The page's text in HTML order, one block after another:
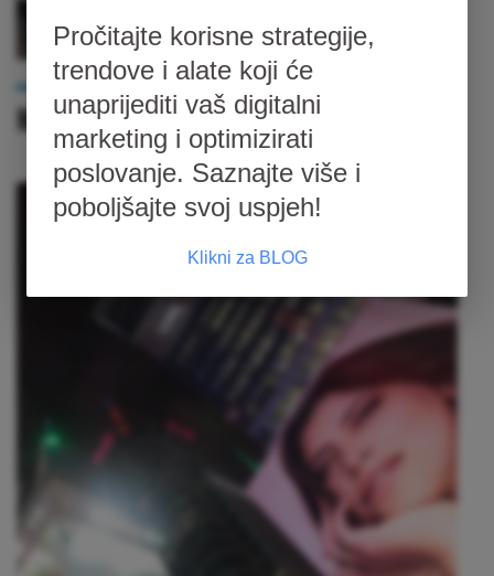
Motorna ulja
Pročitajte korisne strategije,
trendove i alate koji će
unaprijediti vaš digitalni
marketing i optimizirati
poslovanje. Saznajte više i
poboljšajte svoj uspjeh!
Klikni za BLOG